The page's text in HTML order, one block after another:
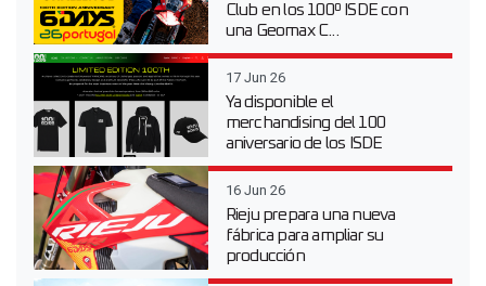
Club en los 100º ISDE con
una Geomax C...
17 Jun 26
Ya disponible el
merchandising del 100
aniversario de los ISDE
16 Jun 26
Rieju prepara una nueva
fábrica para ampliar su
producción